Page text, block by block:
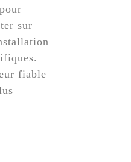
sur
fiable